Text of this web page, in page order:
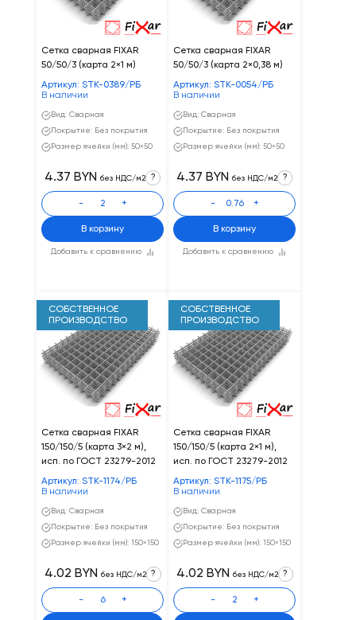
Сетка сварная FIXAR
50/50/3 (карта 2×1 м)
Артикул: STK-0389/РБ
В наличии
Вид: Сварная
Покрытие: Без покрытия
Размер ячейки (мм): 50×50
Добавить к сравнению
4.37 BYN без НДС/м2 ?
- +
В корзину
Сетка сварная FIXAR
50/50/3 (карта 2×0,38 м)
Артикул: STK-0054/РБ
В наличии
Вид: Сварная
Покрытие: Без покрытия
Размер ячейки (мм): 50×50
Добавить к сравнению
4.37 BYN без НДС/м2 ?
- +
В корзину
СОБСТВЕННОЕ
ПРОИЗВОДСТВО
Сетка сварная FIXAR
150/150/5 (карта 3×2 м),
исп. по ГОСТ 23279-2012
Артикул: STK-1174/РБ
В наличии
Вид: Сварная
Покрытие: Без покрытия
Размер ячейки (мм): 150×150
4.02 BYN без НДС/м2 ?
- +
СОБСТВЕННОЕ
ПРОИЗВОДСТВО
Сетка сварная FIXAR
150/150/5 (карта 2×1 м),
исп. по ГОСТ 23279-2012
Артикул: STK-1175/РБ
В наличии
Вид: Сварная
Покрытие: Без покрытия
Размер ячейки (мм): 150×150
4.02 BYN без НДС/м2 ?
- +